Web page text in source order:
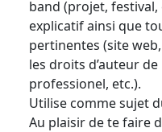
band (projet,
explicatif ainsi que
pertinentes (site
les droits d’auteur
professionel, etc.).
Utilise comme sujet
Au plaisir de te faire